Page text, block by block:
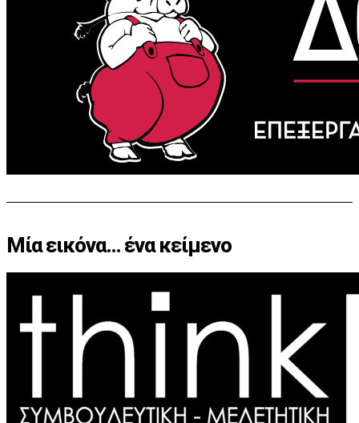
Μία εικόνα… ένα κείμενο